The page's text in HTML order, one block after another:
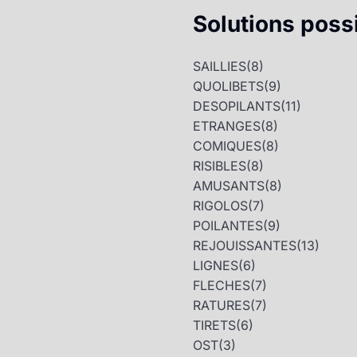
Solutions
SAILLIES(8)
QUOLIBETS(9)
DESOPILANTS(11)
ETRANGES(8)
COMIQUES(8)
RISIBLES(8)
AMUSANTS(8)
RIGOLOS(7)
POILANTES(9)
REJOUISSANTES(13)
LIGNES(6)
FLECHES(7)
RATURES(7)
TIRETS(6)
OST(3)